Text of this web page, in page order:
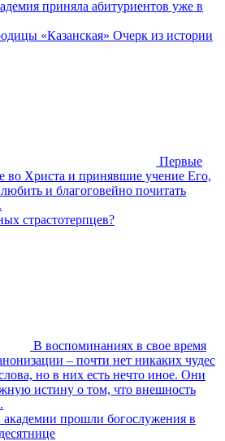
приняла абитуриентов уже в
«Казанская» Очерк из истории
Первые
во Христа и принявшие учение Его,
и благоговейно почитать
страстотерпцев?
В воспоминаниях в свое время
– почти нет никаких чудес
но в них есть нечто иное. Они
истину о том, что внешность
прошли богослужения в